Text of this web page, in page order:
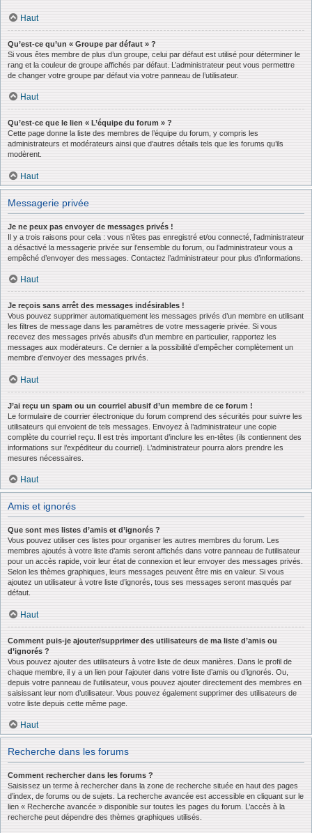
Haut
Qu’est-ce qu’un « Groupe par défaut » ?
Si vous êtes membre de plus d’un groupe, celui par défaut est utilisé pour déterminer le
rang et la couleur de groupe affichés par défaut. L’administrateur peut vous permettre
de changer votre groupe par défaut via votre panneau de l’utilisateur.
Haut
Qu’est-ce que le lien « L’équipe du forum » ?
Cette page donne la liste des membres de l’équipe du forum, y compris les
administrateurs et modérateurs ainsi que d’autres détails tels que les forums qu’ils
modèrent.
Haut
Messagerie privée
Je ne peux pas envoyer de messages privés !
Il y a trois raisons pour cela : vous n’êtes pas enregistré et/ou connecté, l’administrateur
a désactivé la messagerie privée sur l’ensemble du forum, ou l’administrateur vous a
empêché d’envoyer des messages. Contactez l’administrateur pour plus d’informations.
Haut
Je reçois sans arrêt des messages indésirables !
Vous pouvez supprimer automatiquement les messages privés d’un membre en utilisant
les filtres de message dans les paramètres de votre messagerie privée. Si vous
recevez des messages privés abusifs d’un membre en particulier, rapportez les
messages aux modérateurs. Ce dernier a la possibilité d’empêcher complètement un
membre d’envoyer des messages privés.
Haut
J’ai reçu un spam ou un courriel abusif d’un membre de ce forum !
Le formulaire de courrier électronique du forum comprend des sécurités pour suivre les
utilisateurs qui envoient de tels messages. Envoyez à l’administrateur une copie
complète du courriel reçu. Il est très important d’inclure les en-têtes (ils contiennent des
informations sur l’expéditeur du courriel). L’administrateur pourra alors prendre les
mesures nécessaires.
Haut
Amis et ignorés
Que sont mes listes d’amis et d’ignorés ?
Vous pouvez utiliser ces listes pour organiser les autres membres du forum. Les
membres ajoutés à votre liste d’amis seront affichés dans votre panneau de l’utilisateur
pour un accès rapide, voir leur état de connexion et leur envoyer des messages privés.
Selon les thèmes graphiques, leurs messages peuvent être mis en valeur. Si vous
ajoutez un utilisateur à votre liste d’ignorés, tous ses messages seront masqués par
défaut.
Haut
Comment puis-je ajouter/supprimer des utilisateurs de ma liste d’amis ou
d’ignorés ?
Vous pouvez ajouter des utilisateurs à votre liste de deux manières. Dans le profil de
chaque membre, il y a un lien pour l’ajouter dans votre liste d’amis ou d’ignorés. Ou,
depuis votre panneau de l’utilisateur, vous pouvez ajouter directement des membres en
saisissant leur nom d’utilisateur. Vous pouvez également supprimer des utilisateurs de
votre liste depuis cette même page.
Haut
Recherche dans les forums
Comment rechercher dans les forums ?
Saisissez un terme à rechercher dans la zone de recherche située en haut des pages
d’index, de forums ou de sujets. La recherche avancée est accessible en cliquant sur le
lien « Recherche avancée » disponible sur toutes les pages du forum. L’accès à la
recherche peut dépendre des thèmes graphiques utilisés.